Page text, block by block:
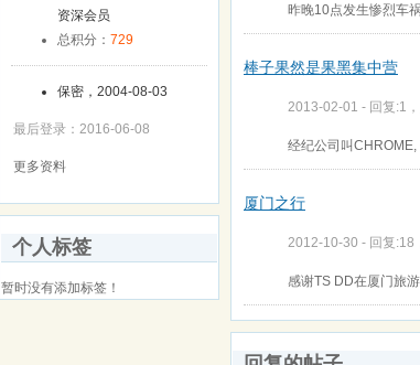
资深会员
总积分： 729
保密，2004-08-03
最后登录：2016-06-08
更多资料
个人标签
暂时没有添加标签！
昨晚10点发生惨烈车
棒子果然是果黑集中营
2013-02-01 - 回复:1
经纪公司叫
厦门之行
2012-10-30 - 回复:18
感谢TS DD在厦门旅